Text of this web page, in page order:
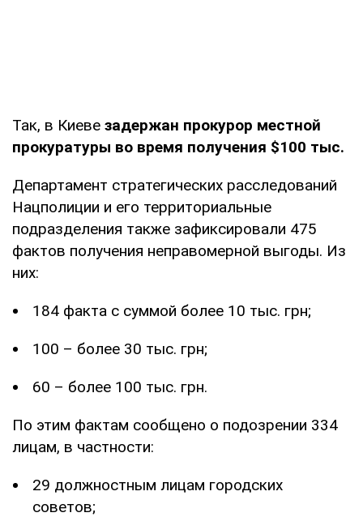
Так, в Киеве задержан прокурор местной
прокуратуры во время получения $100 тыс.
Департамент стратегических расследований
Нацполиции и его территориальные
подразделения также зафиксировали 475
фактов получения неправомерной выгоды. Из
них:
184 факта с суммой более 10 тыс. грн;
100 – более 30 тыс. грн;
60 – более 100 тыс. грн.
По этим фактам сообщено о подозрении 334
лицам, в частности:
29 должностным лицам городских
советов;